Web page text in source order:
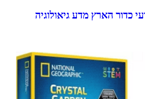
כדור הארץ מדע גיאולוגיה